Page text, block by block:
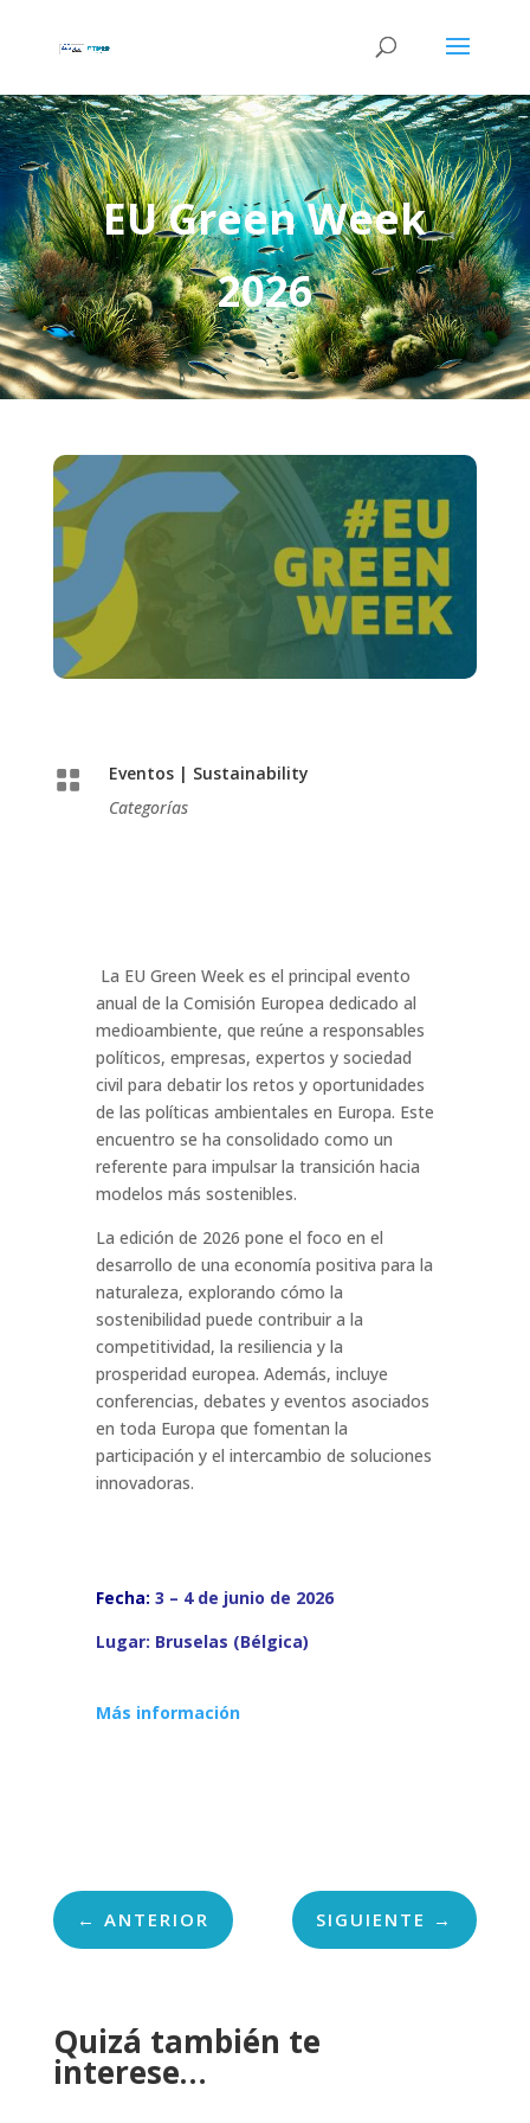
EU Green Week
2026
 Eventos| Sustainability
Categorías
La EU Green Week es el principal evento
anual de la Comisión Europea dedicado al
medioambiente, que reúne a responsables
políticos, empresas, expertos y sociedad
civil para debatir los retos y oportunidades
de las políticas ambientales en Europa. Este
encuentro se ha consolidado como un
referente para impulsar la transición hacia
modelos más sostenibles.
La edición de 2026 pone el foco en el
desarrollo de una economía positiva para la
naturaleza, explorando cómo la
sostenibilidad puede contribuir a la
competitividad, la resiliencia y la
prosperidad europea. Además, incluye
conferencias, debates y eventos asociados
en toda Europa que fomentan la
participación y el intercambio de soluciones
innovadoras.
Fecha: 3 – 4 de junio de 2026
Lugar: Bruselas (Bélgica)
Más información
← ANTERIOR SIGUIENTE →
Quizá también te
interese…